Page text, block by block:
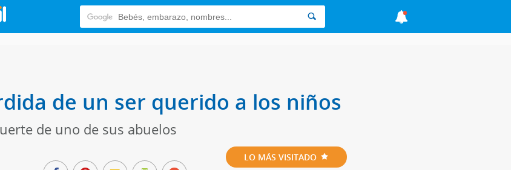
de un ser querido a los niños
de uno de sus abuelos
LO MÁS VISITADO